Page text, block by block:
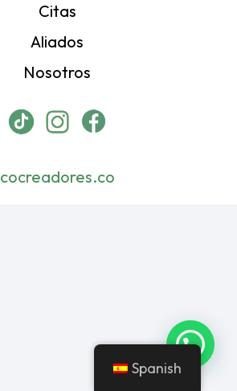
Citas
Aliados
Nosotros
cocreadores.co
Spanish